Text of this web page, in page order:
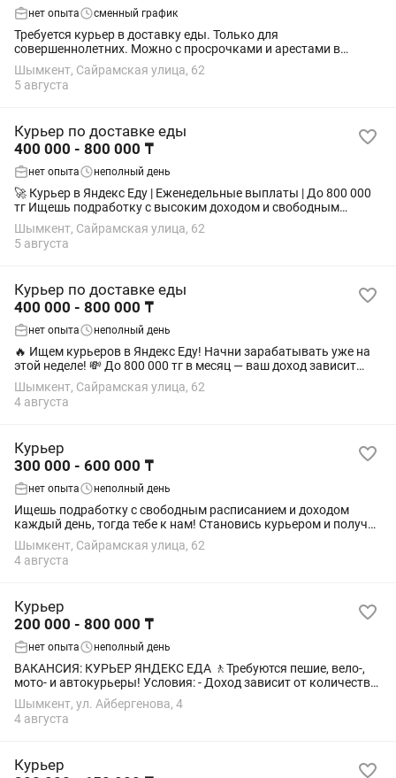
нет опыта сменный график
Требуется курьер в доставку еды. Только для
совершеннолетних. Можно с просрочками и арестами в
банках. Можно без опыта! Работа в удобное для вас время!
Сами Выбираете график! - выплату сразу (если...
Шымкент, Сайрамская улица, 62
5 августа
Курьер по доставке еды
400 000 - 800 000 ₸
нет опыта неполный день
🚀 Курьер в Яндекс Еду | Еженедельные выплаты | До 800 000
тг Ищешь подработку с высоким доходом и свободным
графиком? Подключайся к сервису Яндекс Еда прямо сейчас и
забирай первые заказы уже...
Шымкент, Сайрамская улица, 62
5 августа
Курьер по доставке еды
400 000 - 800 000 ₸
нет опыта неполный день
🔥 Ищем курьеров в Яндекс Еду! Начни зарабатывать уже на
этой неделе! 💸 До 800 000 тг в месяц — ваш доход зависит
только от вашей активности! Почему выбирают нас? 💰
Еженедельные выплаты — деньги...
Шымкент, Сайрамская улица, 62
4 августа
Курьер
300 000 - 600 000 ₸
нет опыта неполный день
Ищешь подработку c свободным расписанием и доходом
каждый день, тогда тебе к нам! Становись курьером и получай
доход до 34.000 тг. в день в удобное время. Мы предлагаем:
Свободное расписание -...
Шымкент, Сайрамская улица, 62
4 августа
Курьер
200 000 - 800 000 ₸
нет опыта неполный день
ВАКАНСИЯ: КУРЬЕР ЯНДЕКС ЕДА 🚶Требуются пешие, вело-,
мото- и автокурьеры! Условия: - Доход зависит от количества
выполненных заказов. - Гибкий график — можно совмещать с
учёбой или основной...
Шымкент, ул. Айбергенова, 4
4 августа
Курьер